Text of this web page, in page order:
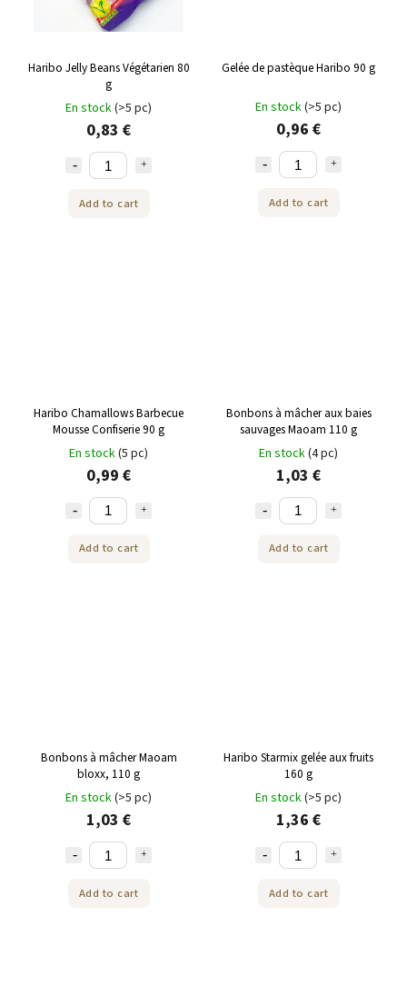
Haribo Jelly Beans Végétarien 80
g
En stock(>5 pc)
0,83 €
Add to cart
Gelée de pastèque Haribo 90 g
En stock(>5 pc)
0,96 €
Add to cart
Haribo Chamallows Barbecue
Mousse Confiserie 90 g
En stock(5 pc)
0,99 €
Add to cart
Bonbons à mâcher aux baies
sauvages Maoam 110 g
En stock(4 pc)
1,03 €
Add to cart
Bonbons à mâcher Maoam
bloxx, 110 g
En stock(>5 pc)
1,03 €
Add to cart
Haribo Starmix gelée aux fruits
160 g
En stock(>5 pc)
1,36 €
Add to cart